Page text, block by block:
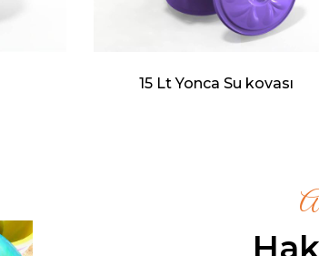
15 Lt Yonca Su kovası